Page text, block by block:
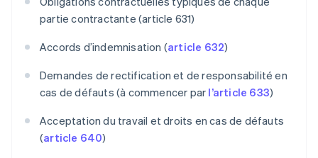
partie contractante (article 631)
Accords d’indemnisation (article 632)
Demandes de rectification et de responsabilité en
cas de défauts (à commencer par l’article 633)
Acceptation du travail et droits en cas de défauts
(article 640)